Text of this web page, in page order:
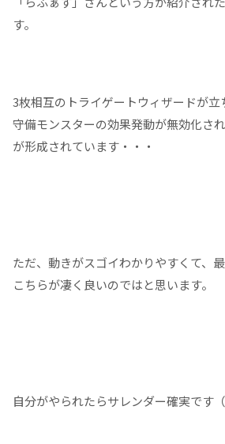
す。
3枚相互のトライゲートウィザードが立
守備モンスターの効果発動が無効化さ
が形成されています・・・
ただ、動きがスゴイわかりやすくて、
こちらが凄く良いのではと思います。
自分がやられたらサレンダー確実です（